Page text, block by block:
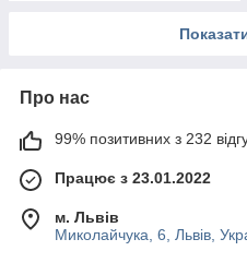
Про нас
99% позитивних з 232
Працює з 23.01.2022
м. Львів
Миколайчука, 6, Львів,